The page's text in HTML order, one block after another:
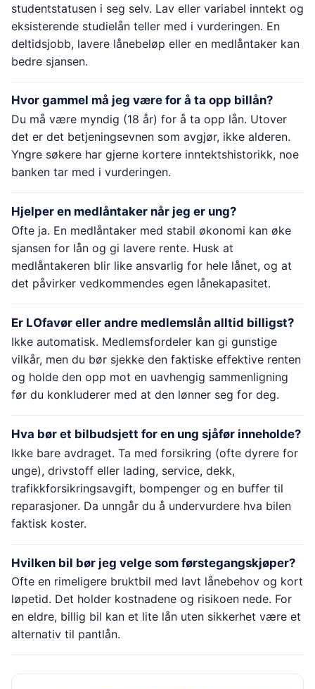
studentstatusen i seg selv. Lav eller variabel inntekt og
eksisterende studielån teller med i vurderingen. En
deltidsjobb, lavere lånebeløp eller en medlåntaker kan
bedre sjansen.
Hvor gammel må jeg være for å ta opp billån?
Du må være myndig (18 år) for å ta opp lån. Utover
det er det betjeningsevnen som avgjør, ikke alderen.
Yngre søkere har gjerne kortere inntektshistorikk, noe
banken tar med i vurderingen.
Hjelper en medlåntaker når jeg er ung?
Ofte ja. En medlåntaker med stabil økonomi kan øke
sjansen for lån og gi lavere rente. Husk at
medlåntakeren blir like ansvarlig for hele lånet, og at
det påvirker vedkommendes egen lånekapasitet.
Er LOfavør eller andre medlemslån alltid billigst?
Ikke automatisk. Medlemsfordeler kan gi gunstige
vilkår, men du bør sjekke den faktiske effektive renten
og holde den opp mot en uavhengig sammenligning
før du konkluderer med at den lønner seg for deg.
Hva bør et bilbudsjett for en ung sjåfør inneholde?
Ikke bare avdraget. Ta med forsikring (ofte dyrere for
unge), drivstoff eller lading, service, dekk,
trafikkforsikringsavgift, bompenger og en buffer til
reparasjoner. Da unngår du å undervurdere hva bilen
faktisk koster.
Hvilken bil bør jeg velge som førstegangskjøper?
Ofte en rimeligere bruktbil med lavt lånebehov og kort
løpetid. Det holder kostnadene og risikoen nede. For
en eldre, billig bil kan et lite lån uten sikkerhet være et
alternativ til pantlån.